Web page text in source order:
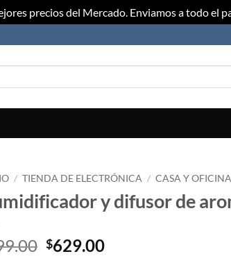
precios del Mercado. Enviamos a todo el
/ TIENDA DE ELECTRÓNICA / CASA Y OFICINA
y difusor de
Original
$629.00Current